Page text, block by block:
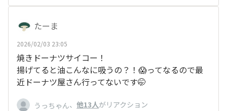
たーま
2026/02/03 23:05
焼きドーナツサイコー！
揚げてると油こんなに吸うの？！😱ってなるので最
近ドーナツ屋さん行ってないです🤭
うっちゃん、 他13人がリアクション